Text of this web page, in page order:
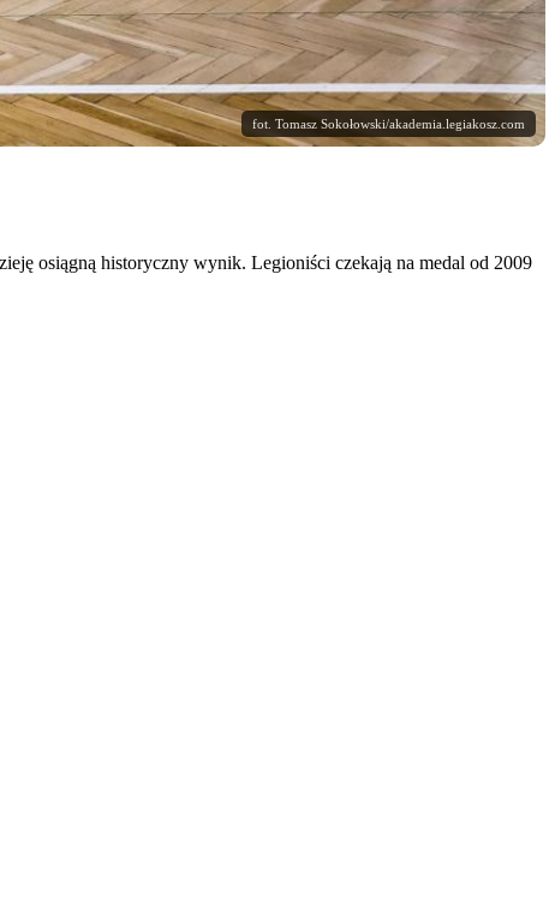
fot. Tomasz Sokołowski/akademia.legiakosz.com
osiągną historyczny wynik. Legioniści czekają na medal od 2009